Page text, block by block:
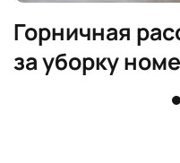
Горничная
за уборку